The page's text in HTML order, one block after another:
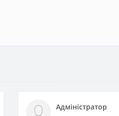
Адміністратор